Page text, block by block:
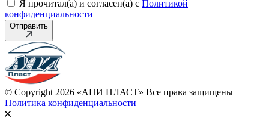
Я прочитал(а) и согласен(а) с Политикой
конфиденциальности
Отправить
© Copyright 2026 «АНИ ПЛАСТ» Все права защищены
Политика конфиденциальности